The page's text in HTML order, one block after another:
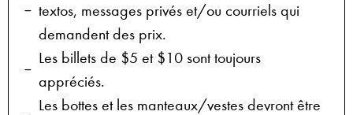
textos, messages privés et/ou courriels qui
demandent des prix.
Les billets de $5 et $10 sont toujours
appréciés.
Les bottes et les manteaux/vestes devront être